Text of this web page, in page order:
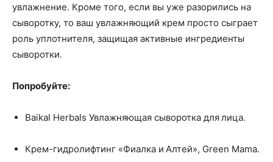
увлажнение. Кроме того, если вы уже разорились на
сыворотку, то ваш увлажняющий крем просто сыграет
роль уплотнителя, защищая активные ингредиенты
сыворотки.
Попробуйте:
Baikal Herbals Увлажняющая сыворотка для лица.
Крем-гидролифтинг «Фиалка и Алтей», Green Mama.